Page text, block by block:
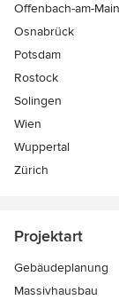
Offenbach-am-Main
Osnabrück
Potsdam
Rostock
Solingen
Wien
Wuppertal
Zürich
Projektart
Gebäudeplanung
Massivhausbau